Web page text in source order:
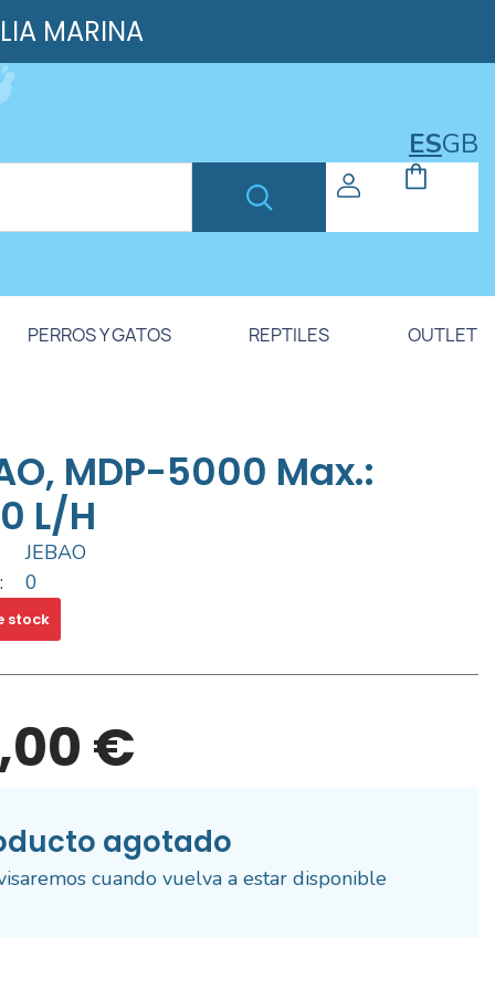
MARINA
ESGB
PERROS Y GATOS REPTILES OUTLET
MDP-5000 Max.:
L/h
JEBAO
0
stock
€
agotado
cuando vuelva a estar disponible